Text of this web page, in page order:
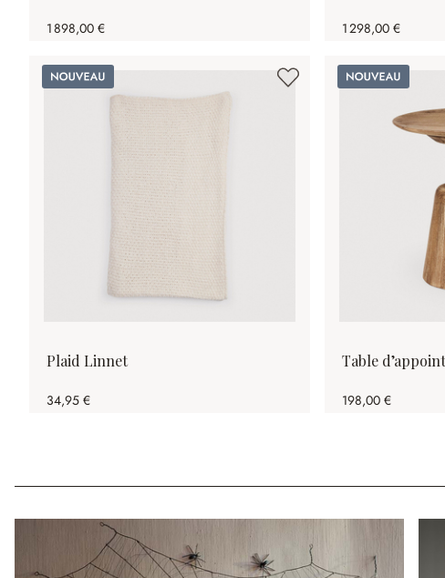
1 898,00 € 1 298,00 €
Nouveau
Plaid Linnet
34,95 €
Nouveau
Table
198,00 €